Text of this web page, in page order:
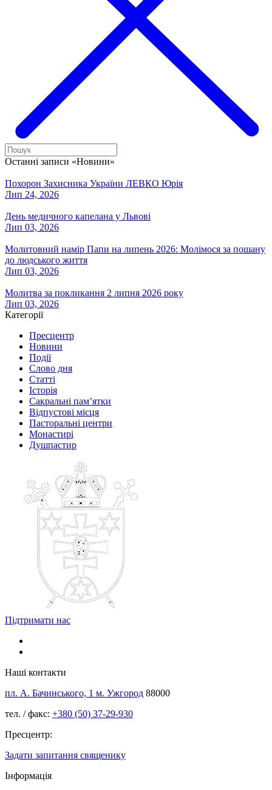
Останні записи «Новини»
Похорон Захисника України ЛЕВКО Юрія
Лип 24, 2026
День медичного капелана у Львові
Лип 03, 2026
Молитовний намір Папи на липень 2026: Молімося за пошану
до людського життя
Лип 03, 2026
Молитва за покликання 2 липня 2026 року
Лип 03, 2026
Категорії
Пресцентр
Новини
Події
Слово дня
Статті
Історія
Сакральні пам’ятки
Відпустові місця
Пасторальні центри
Монастирі
Душпастир
Підтримати нас
Наші контакти
пл. А. Бачинського, 1 м. Ужгород 88000
тел. / факс: +380 (50) 37-29-930
Пресцентр:
Задати запитання священику
Інформація